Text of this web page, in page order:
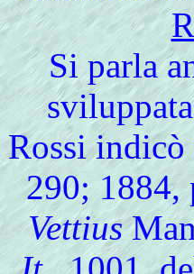
Si parla
Rossi
290; 1884,
Vettius